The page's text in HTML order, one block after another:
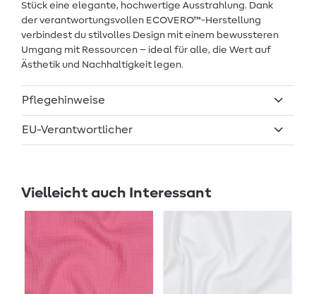
Stück eine elegante, hochwertige Ausstrahlung. Dank
der verantwortungsvollen ECOVERO™-Herstellung
verbindest du stilvolles Design mit einem bewussteren
Umgang mit Ressourcen – ideal für alle, die Wert auf
Ästhetik und Nachhaltigkeit legen.
Pflegehinweise
EU-Verantwortlicher
Vielleicht auch Interessant